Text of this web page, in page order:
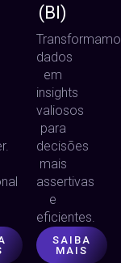
(BI)
dados
em
insights
valiosos
para
decisões
mais
assertivas
e
eficientes.
SAIBA
MAIS